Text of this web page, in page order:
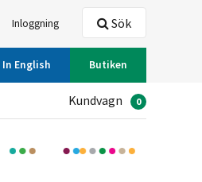
Inloggning
In English Butiken
Sök
Kundvagn 0